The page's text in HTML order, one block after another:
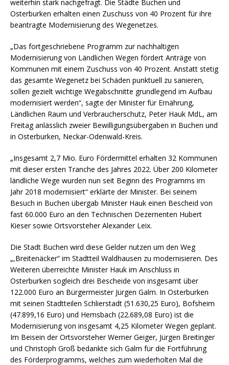
weiterhin stark nachgefragt. Die Städte Buchen und
Osterburken erhalten einen Zuschuss von 40 Prozent für ihre
beantragte Modernisierung des Wegenetzes.
„Das fortgeschriebene Programm zur nachhaltigen
Modernisierung von Ländlichen Wegen fördert Anträge von
Kommunen mit einem Zuschuss von 40 Prozent. Anstatt stetig
das gesamte Wegenetz bei Schäden punktuell zu sanieren,
sollen gezielt wichtige Wegabschnitte grundlegend im Aufbau
modernisiert werden“, sagte der Minister für Ernährung,
Ländlichen Raum und Verbraucherschutz, Peter Hauk MdL, am
Freitag anlässlich zweier Bewilligungsübergaben in Buchen und
in Osterburken, Neckar-Odenwald-Kreis.
„Insgesamt 2,7 Mio. Euro Fördermittel erhalten 32 Kommunen
mit dieser ersten Tranche des Jahres 2022. Über 200 Kilometer
ländliche Wege wurden nun seit Beginn des Programms im
Jahr 2018 modernisiert“ erklärte der Minister. Bei seinem
Besuch in Buchen übergab Minister Hauk einen Bescheid von
fast 60.000 Euro an den Technischen Dezernenten Hubert
Kieser sowie Ortsvorsteher Alexander Leix.
Die Stadt Buchen wird diese Gelder nutzen um den Weg
„,Breitenäcker“ im Stadtteil Waldhausen zu modernisieren. Des
Weiteren überreichte Minister Hauk im Anschluss in
Osterburken sogleich drei Bescheide von insgesamt über
122.000 Euro an Bürgermeister Jürgen Galm. In Osterburken
mit seinen Stadtteilen Schlierstadt (51.630,25 Euro), Bofsheim
(47.899,16 Euro) und Hemsbach (22.689,08 Euro) ist die
Modernisierung von insgesamt 4,25 Kilometer Wegen geplant.
Im Beisein der Ortsvorsteher Werner Geiger, Jürgen Breitinger
und Christoph Groß bedankte sich Galm für die Fortführung
des Förderprogramms, welches zum wiederholten Mal die